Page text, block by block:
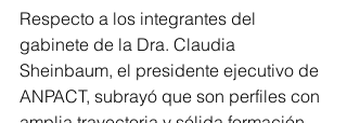
Respecto a los integrantes del
gabinete de la Dra. Claudia
Sheinbaum, el presidente ejecutivo de
ANPACT, subrayó que son perfiles con